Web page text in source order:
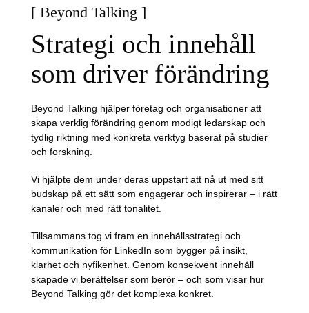
[ Beyond Talking ]
Strategi och innehåll
som driver förändring
Beyond Talking hjälper företag och organisationer att
skapa verklig förändring genom modigt ledarskap och
tydlig riktning med konkreta verktyg baserat på studier
och forskning.
Vi hjälpte dem under deras uppstart att nå ut med sitt
budskap på ett sätt som engagerar och inspirerar – i rätt
kanaler och med rätt tonalitet.
Tillsammans tog vi fram en innehållsstrategi och
kommunikation för LinkedIn som bygger på insikt,
klarhet och nyfikenhet. Genom konsekvent innehåll
skapade vi berättelser som berör – och som visar hur
Beyond Talking gör det komplexa konkret.